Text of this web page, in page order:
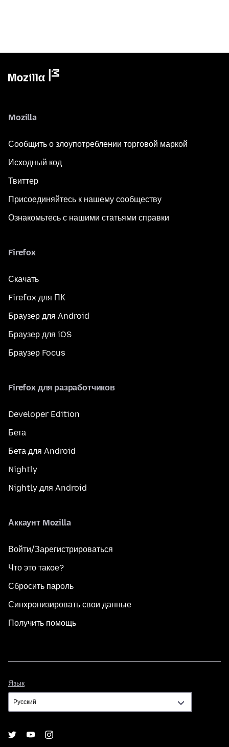
Mozilla
Сообщить о злоупотреблении торговой маркой
Исходный код
Твиттер
Присоединяйтесь к нашему сообществу
Ознакомьтесь с нашими статьями справки
Firefox
Скачать
Firefox для ПК
Браузер для Android
Браузер для iOS
Браузер Focus
Firefox для разработчиков
Developer Edition
Бета
Бета для Android
Nightly
Nightly для Android
Аккаунт Mozilla
Войти/Зарегистрироваться
Что это такое?
Сбросить пароль
Синхронизировать свои данные
Получить помощь
Язык